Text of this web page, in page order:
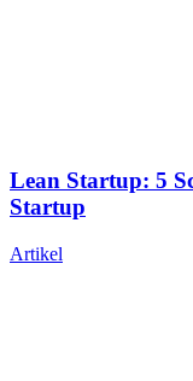
Lean Startup: 5
Startup
Artikel